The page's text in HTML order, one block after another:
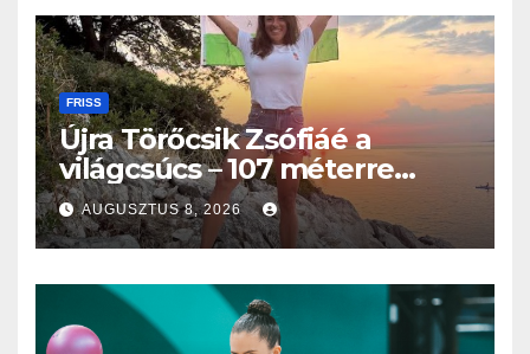
FRISS
Újra Törőcsik Zsófiáé a
világcsúcs – 107 méterre
merült Lastovón
AUGUSZTUS 8, 2026